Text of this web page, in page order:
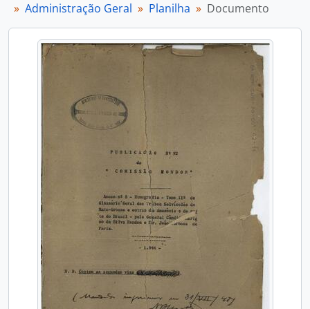
Administração Geral
Planilha Documento